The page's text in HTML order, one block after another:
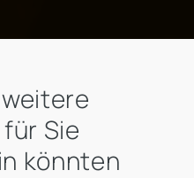
Sie
könnten